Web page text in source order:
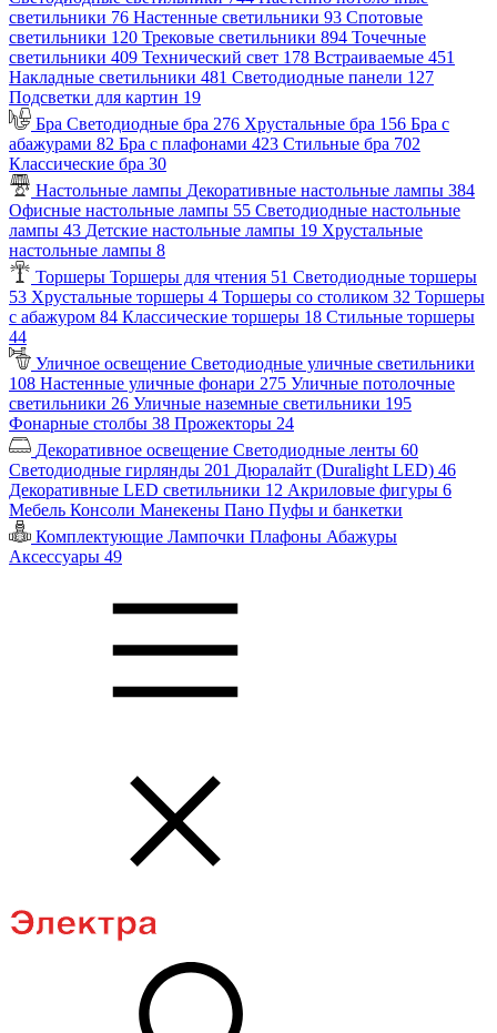
светильники 76 Настенные светильники 93 Спотовые
светильники 120 Трековые светильники 894 Точечные
светильники 409 Технический свет 178 Встраиваемые 451
Накладные светильники 481 Светодиодные панели 127
Подсветки для картин 19
Бра Светодиодные бра 276 Хрустальные бра 156 Бра с
абажурами 82 Бра с плафонами 423 Стильные бра 702
Классические бра 30
Настольные лампы Декоративные настольные лампы 384
Офисные настольные лампы 55 Светодиодные настольные
лампы 43 Детские настольные лампы 19 Хрустальные
настольные лампы 8
Торшеры Торшеры для чтения 51 Светодиодные торшеры
53 Хрустальные торшеры 4 Торшеры со столиком 32 Торшеры
с абажуром 84 Классические торшеры 18 Стильные торшеры
44
Уличное освещение Светодиодные уличные светильники
108 Настенные уличные фонари 275 Уличные потолочные
светильники 26 Уличные наземные светильники 195
Фонарные столбы 38 Прожекторы 24
Декоративное освещение Светодиодные ленты 60
Светодиодные гирлянды 201 Дюралайт (Duralight LED) 46
Декоративные LED светильники 12 Акриловые фигуры 6
Мебель Консоли Манекены Пано Пуфы и банкетки
Комплектующие Лампочки Плафоны Абажуры
Аксессуары 49